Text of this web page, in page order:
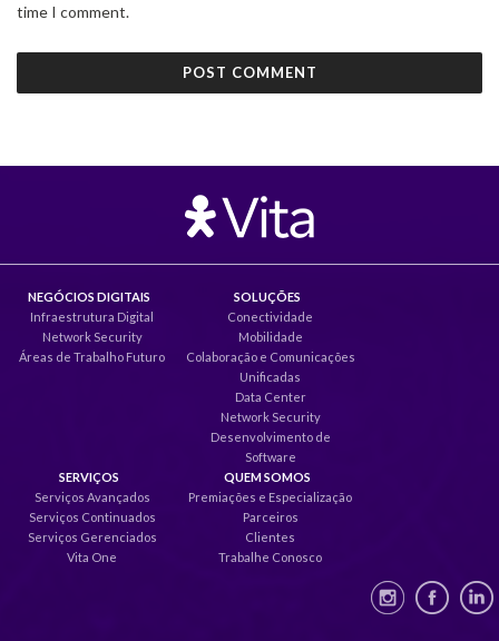
time I comment.
NEGÓCIOS DIGITAIS
Infraestrutura Digital
Network Security
Áreas de Trabalho Futuro
SOLUÇÕES
Conectividade
Mobilidade
Colaboração e Comunicações
Unificadas
Data Center
Network Security
Desenvolvimento de
Software
SERVIÇOS
Serviços Avançados
Serviços Continuados
Serviços Gerenciados
Vita One
QUEM SOMOS
Premiações e Especialização
Parceiros
Clientes
Trabalhe Conosco